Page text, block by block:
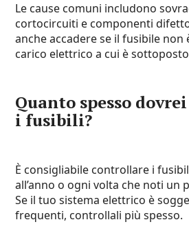
Le cause comuni includono
cortocircuiti e componenti
anche accadere se il fusibile non
carico elettrico a cui è
Quanto spesso
i fusibili?
È consigliabile controllare i
all’anno o ogni volta che noti un
Se il tuo sistema elettrico è
frequenti, controllali più spesso.